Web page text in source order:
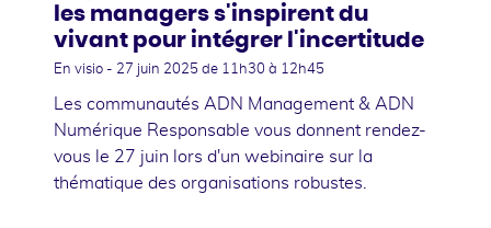
les managers s'inspirent du
vivant pour intégrer l'incertitude
En visio - 27 juin 2025 de 11h30 à 12h45
Les communautés ADN Management & ADN
Numérique Responsable vous donnent rendez-
vous le 27 juin lors d'un webinaire sur la
thématique des organisations robustes.